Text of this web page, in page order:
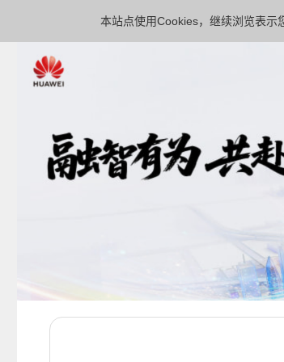
本站点使用Cookies，继续浏览表示